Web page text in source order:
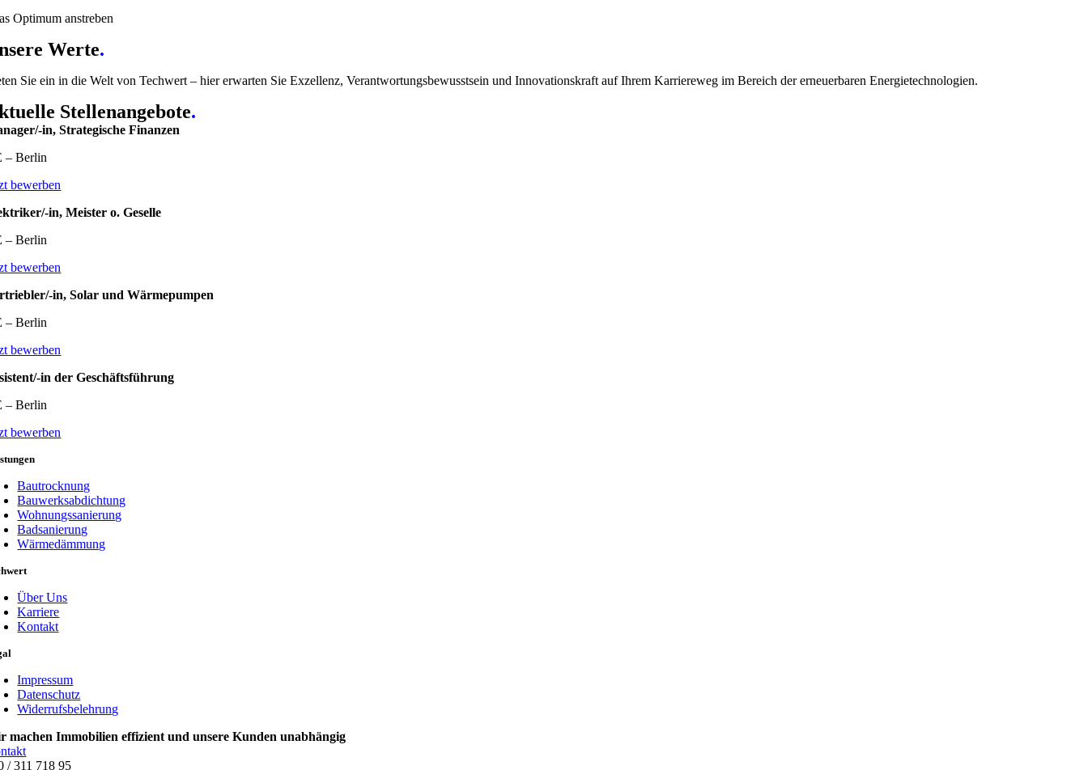
Optimum anstreben
Werte.
Sie ein in die Welt von Techwert – hier erwarten Sie Exzellenz, Verantwortungsbewusstsein und Innovationskraft auf Ihrem Karriereweg im Bereich der erneuerbaren Energietechnologien.
Stellenangebote.
in, Strategische Finanzen
– Berlin
bewerben
in, Meister o. Geselle
– Berlin
bewerben
in, Solar und Wärmepumpen
– Berlin
bewerben
in der Geschäftsführung
– Berlin
bewerben
Bautrocknung
Bauwerksabdichtung
Wohnungssanierung
Badsanierung
Wärmedämmung
Über Uns
Karriere
Kontakt
Impressum
Datenschutz
Widerrufsbelehrung
machen Immobilien effizient und unsere Kunden unabhängig
/ 311 718 95